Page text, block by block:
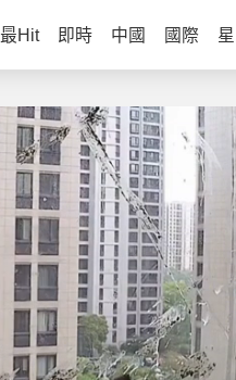
最Hit 即時 中國 國際